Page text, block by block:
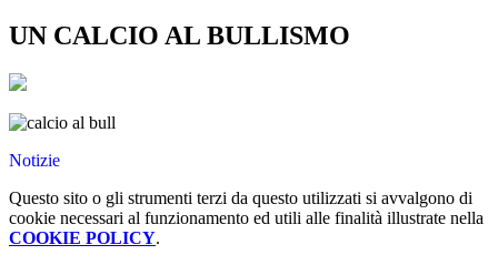
UN CALCIO AL BULLISMO
Notizie
Questo sito o gli strumenti terzi da questo utilizzati si avvalgono di
cookie necessari al funzionamento ed utili alle finalità illustrate nella
COOKIE POLICY.